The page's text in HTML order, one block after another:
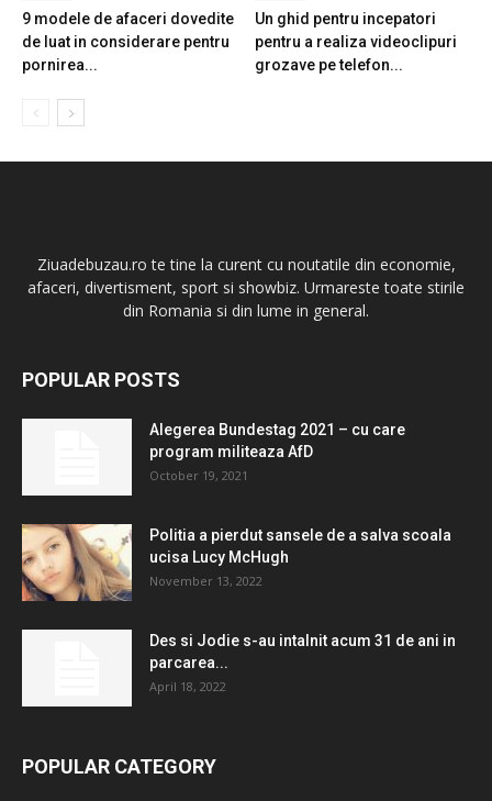
9 modele de afaceri dovedite
de luat in considerare pentru
pornirea...
Un ghid pentru incepatori
pentru a realiza videoclipuri
grozave pe telefon...
Ziuadebuzau.ro te tine la curent cu noutatile din economie,
afaceri, divertisment, sport si showbiz. Urmareste toate stirile
din Romania si din lume in general.
POPULAR POSTS
Alegerea Bundestag 2021 – cu care
program militeaza AfD
October 19, 2021
Politia a pierdut sansele de a salva scoala
ucisa Lucy McHugh
November 13, 2022
Des si Jodie s-au intalnit acum 31 de ani in
parcarea...
April 18, 2022
POPULAR CATEGORY